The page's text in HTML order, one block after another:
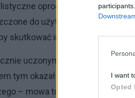
I want
Opted
oprogramowanie,
do użytku przez
skutkować inhibicją DQ8.
uczonym udało się znaleźć
tym okazał się preparat,
– mowa tutaj o
metylodopie.